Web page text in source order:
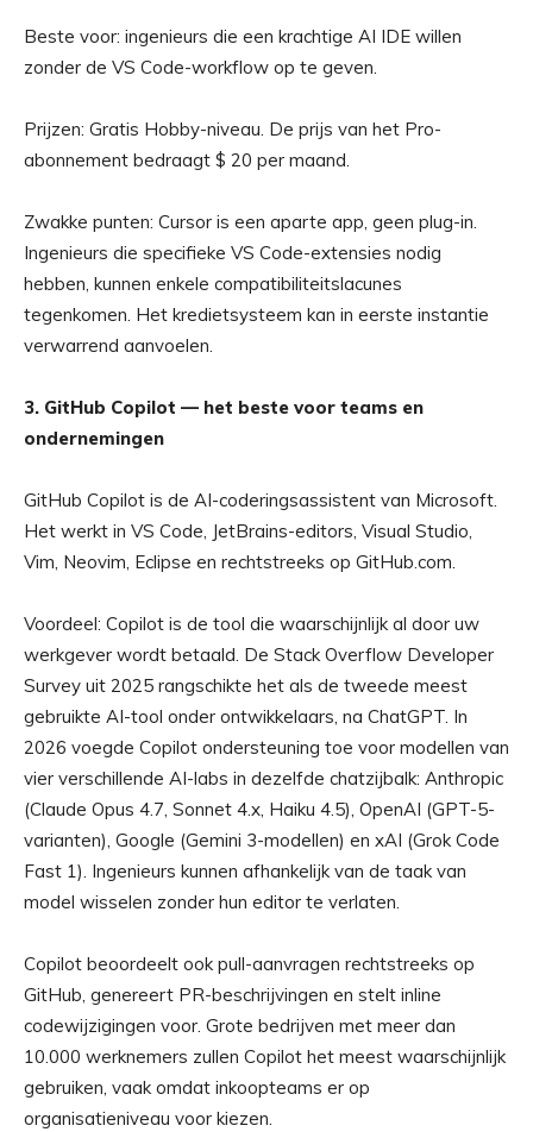
Beste voor: ingenieurs die een krachtige AI IDE willen
zonder de VS Code-workflow op te geven.
Prijzen: Gratis Hobby-niveau. De prijs van het Pro-
abonnement bedraagt ​​$ 20 per maand.
Zwakke punten: Cursor is een aparte app, geen plug-in.
Ingenieurs die specifieke VS Code-extensies nodig
hebben, kunnen enkele compatibiliteitslacunes
tegenkomen. Het kredietsysteem kan in eerste instantie
verwarrend aanvoelen.
3. GitHub Copilot — het beste voor teams en
ondernemingen
GitHub Copilot is de AI-coderingsassistent van Microsoft.
Het werkt in VS Code, JetBrains-editors, Visual Studio,
Vim, Neovim, Eclipse en rechtstreeks op GitHub.com.
Voordeel: Copilot is de tool die waarschijnlijk al door uw
werkgever wordt betaald. De Stack Overflow Developer
Survey uit 2025 rangschikte het als de tweede meest
gebruikte AI-tool onder ontwikkelaars, na ChatGPT. In
2026 voegde Copilot ondersteuning toe voor modellen van
vier verschillende AI-labs in dezelfde chatzijbalk: Anthropic
(Claude Opus 4.7, Sonnet 4.x, Haiku 4.5), OpenAI (GPT-5-
varianten), Google (Gemini 3-modellen) en xAI (Grok Code
Fast 1). Ingenieurs kunnen afhankelijk van de taak van
model wisselen zonder hun editor te verlaten.
Copilot beoordeelt ook pull-aanvragen rechtstreeks op
GitHub, genereert PR-beschrijvingen en stelt inline
codewijzigingen voor. Grote bedrijven met meer dan
10.000 werknemers zullen Copilot het meest waarschijnlijk
gebruiken, vaak omdat inkoopteams er op
organisatieniveau voor kiezen.